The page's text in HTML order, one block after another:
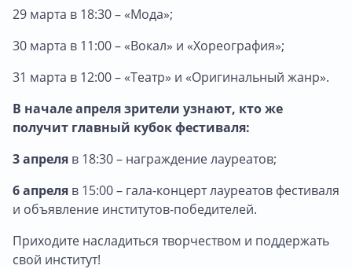
29 марта в 18:30 – «Мода»;
30 марта в 11:00 – «Вокал» и «Хореография»;
31 марта в 12:00 – «Театр» и «Оригинальный жанр».
В начале апреля зрители узнают, кто же
получит главный кубок фестиваля:
3 апреля в 18:30 – награждение лауреатов;
6 апреля в 15:00 – гала-концерт лауреатов фестиваля
и объявление институтов-победителей.
Приходите насладиться творчеством и поддержать
свой институт!